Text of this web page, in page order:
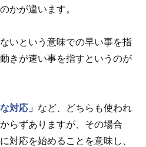
かが違います。
いという意味での早い事を指
きが速い事を指すというのが
対応」 など、どちらも使われ
らずありますが、その場合
対応を始めることを意味し、